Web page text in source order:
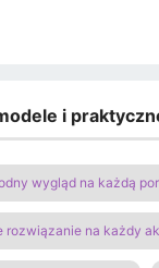
i
wygląd na każdą
rozwiązanie na każdy